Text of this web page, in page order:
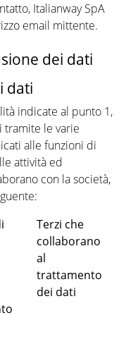
Italianway SpA
email mittente.
dei dati
dati
indicate al punto 1,
le varie
alle funzioni di
attività ed
con la società,
Terzi che
collaborano
al
trattamento
dei dati